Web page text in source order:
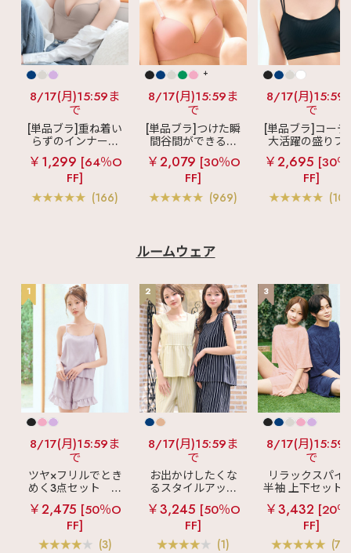
8/17(月)15:59ま
で
[単品ブラ]重ね着い
らずのインナーブ
ラ
リッチバスト
ブラトップ (ワイヤ
ー入り)
￥1,299 [64％O
FF]
(166)
+
8/17(月)15:59ま
で
[単品ブラ]つけた瞬
間谷間ができるシ
ームレスブラ
超
盛ブラ(R) シームレ
ス 単品ブラジャー
￥2,079 [30％O
FF]
(969)
8/17(月)15:59
で
[単品ブラ]コーデ
大活躍の盛りブ
ショートレン
ス ブラトップ 超
ブラ(R) 単品ブ
ャー
￥2,695 [30
FF]
ルームウェア
1
8/17(月)15:59ま
で
ツヤ×フリルでとき
めく3点セット
シ
ルキー ショートパ
ンツ 3点セット
￥2,475 [50％O
FF]
(3)
2
8/17(月)15:59ま
で
お出かけしたくな
るスタイルアップ
見え
ストライプ
フリル ロングパン
ツ 綿混 上下セット
￥3,245 [50％O
FF]
(1)
3
8/17(月)15:59
で
リラックスパイ
半袖 上下セット
女兼用サイズ)
￥3,432 [20
FF]